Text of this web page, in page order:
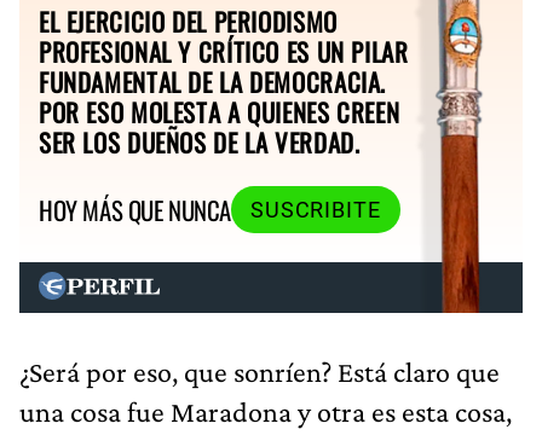
EL EJERCICIO DEL PERIODISMO
PROFESIONAL Y CRÍTICO ES UN PILAR
FUNDAMENTAL DE LA DEMOCRACIA.
POR ESO MOLESTA A QUIENES CREEN
SER LOS DUEÑOS DE LA VERDAD.
HOY MÁS QUE NUNCA
SUSCRIBITE
¿Será por eso, que sonríen? Está claro que
una cosa fue Maradona y otra es esta cosa,